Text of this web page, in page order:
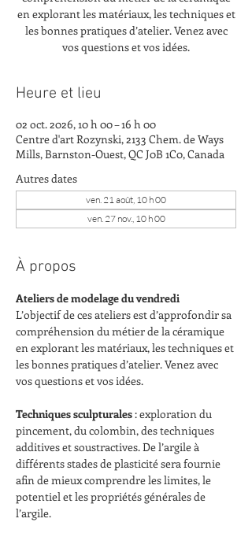
en explorant les matériaux, les techniques et
les bonnes pratiques d’atelier. Venez avec
vos questions et vos idées.
Heure et lieu
02 oct. 2026, 10 h 00 – 16 h 00
Centre d'art Rozynski, 2133 Chem. de Ways
Mills, Barnston-Ouest, QC J0B 1C0, Canada
Autres dates
ven. 21 août, 10 h 00
ven. 27 nov., 10 h 00
À propos
Ateliers de modelage du vendredi
L’objectif de ces ateliers est d’approfondir sa
compréhension du métier de la céramique
en explorant les matériaux, les techniques et
les bonnes pratiques d’atelier. Venez avec
vos questions et vos idées.
Techniques sculpturales : exploration du
pincement, du colombin, des techniques
additives et soustractives. De l’argile à
différents stades de plasticité sera fournie
afin de mieux comprendre les limites, le
potentiel et les propriétés générales de
l’argile.